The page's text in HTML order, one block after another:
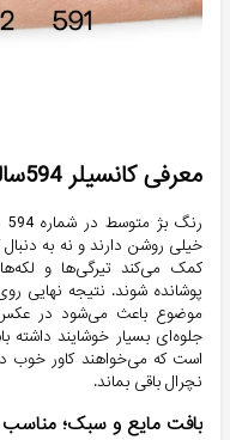
معرفی کانسیلر 594سالوته
خیلی روشن دارند و نه به
کمک می‌کند تیرگی‌ها و
پوشانده شوند. نتیجه نهایی
موضوع باعث می‌شود در
جلوه‌ای بسیار خوشایند داشته
است که می‌خواهند کاور خوب
نچرال باقی بماند.
بافت مایع و سبک؛